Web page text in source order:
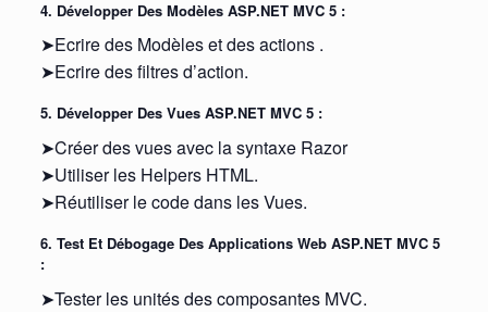
4. Développer Des Modèles ASP.NET MVC 5 :
➤Ecrire des Modèles et des actions .
➤Ecrire des filtres d’action.
5. Développer Des Vues ASP.NET MVC 5 :
➤Créer des vues avec la syntaxe Razor
➤Utiliser les Helpers HTML.
➤Réutiliser le code dans les Vues.
6. Test Et Débogage Des Applications Web ASP.NET MVC 5
:
➤Tester les unités des composantes MVC.